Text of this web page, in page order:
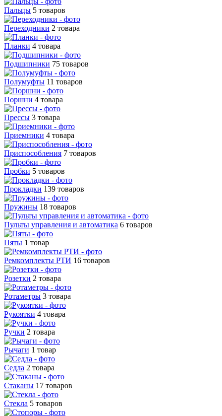
Пальцы 5 товаров
Переходники 2 товара
Планки 4 товара
Подшипники 75 товаров
Полумуфты 11 товаров
Поршни 4 товара
Прессы 3 товара
Приемники 4 товара
Приспособления 7 товаров
Пробки 5 товаров
Прокладки 139 товаров
Пружины 18 товаров
Пульты управления и автоматика 6 товаров
Пяты 1 товар
Ремкомплекты РТИ 16 товаров
Розетки 2 товара
Ротаметры 3 товара
Рукоятки 4 товара
Ручки 2 товара
Рычаги 1 товар
Седла 2 товара
Стаканы 17 товаров
Стекла 5 товаров